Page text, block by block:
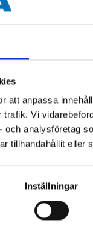
att anpassa
Vi
och analysföretag
tillhandahållit
Inställningar
dokument
Andra